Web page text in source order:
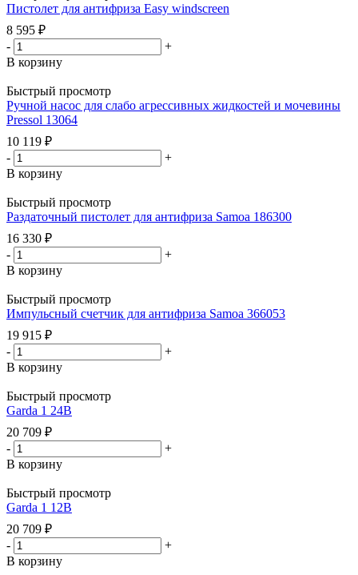
Пистолет для антифриза Easy windscreen
8 595 ₽
-
+
В корзину
Быстрый просмотр
Ручной насос для слабо агрессивных жидкостей и мочевины
Pressol 13064
10 119 ₽
-
+
В корзину
Быстрый просмотр
Раздаточный пистолет для антифриза Samoa 186300
16 330 ₽
-
+
В корзину
Быстрый просмотр
Импульсный счетчик для антифриза Samoa 366053
19 915 ₽
-
+
В корзину
Быстрый просмотр
Garda 1 24В
20 709 ₽
-
+
В корзину
Быстрый просмотр
Garda 1 12В
20 709 ₽
-
+
В корзину